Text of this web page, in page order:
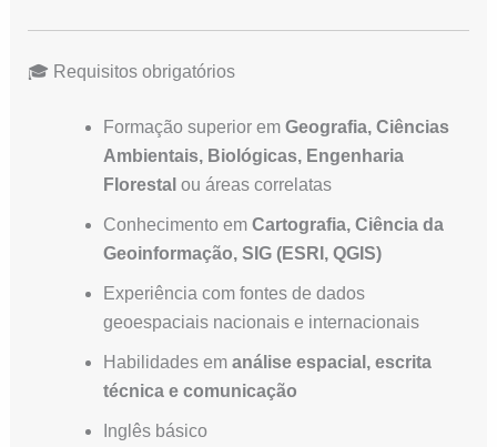
🎓 Requisitos obrigatórios
Formação superior em Geografia, Ciências
Ambientais, Biológicas, Engenharia
Florestal ou áreas correlatas
Conhecimento em Cartografia, Ciência da
Geoinformação, SIG (ESRI, QGIS)
Experiência com fontes de dados
geoespaciais nacionais e internacionais
Habilidades em análise espacial, escrita
técnica e comunicação
Inglês básico